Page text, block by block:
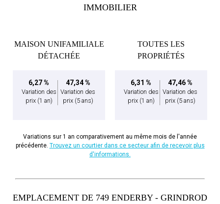
IMMOBILIER
MAISON UNIFAMILIALE
DÉTACHÉE
6,27 %
Variation des
prix (1 an)
47,34 %
Variation des
prix (5 ans)
TOUTES LES
PROPRIÉTÉS
6,31 %
Variation des
prix (1 an)
47,46 %
Variation des
prix (5 ans)
Variations sur 1 an comparativement au même mois de l'année
précédente. Trouvez un courtier dans ce secteur afin de recevoir plus
d'informations.
EMPLACEMENT DE 749 ENDERBY - GRINDROD